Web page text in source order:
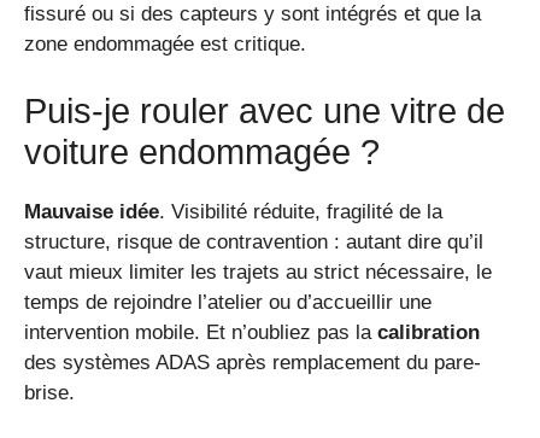
fissuré ou si des capteurs y sont intégrés et que la
zone endommagée est critique.
Puis-je rouler avec une vitre de
voiture endommagée ?
Mauvaise idée. Visibilité réduite, fragilité de la
structure, risque de contravention : autant dire qu’il
vaut mieux limiter les trajets au strict nécessaire, le
temps de rejoindre l’atelier ou d’accueillir une
intervention mobile. Et n’oubliez pas la calibration
des systèmes ADAS après remplacement du pare-
brise.